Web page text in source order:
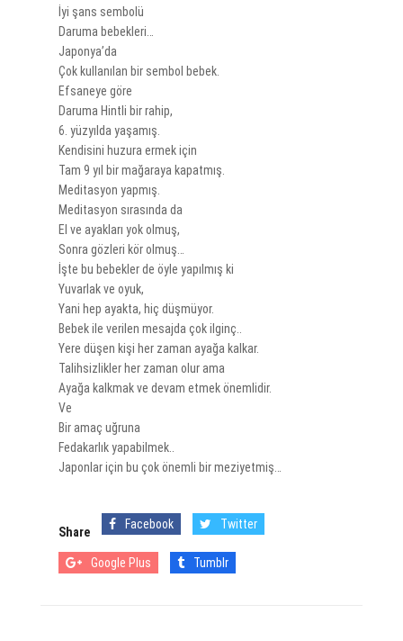
İyi şans sembolü
Daruma bebekleri…
Japonya’da
Çok kullanılan bir sembol bebek.
Efsaneye göre
Daruma Hintli bir rahip,
6. yüzyılda yaşamış.
Kendisini huzura ermek için
Tam 9 yıl bir mağaraya kapatmış.
Meditasyon yapmış.
Meditasyon sırasında da
El ve ayakları yok olmuş,
Sonra gözleri kör olmuş…
İşte bu bebekler de öyle yapılmış ki
Yuvarlak ve oyuk,
Yani hep ayakta, hiç düşmüyor.
Bebek ile verilen mesajda çok ilginç..
Yere düşen kişi her zaman ayağa kalkar.
Talihsizlikler her zaman olur ama
Ayağa kalkmak ve devam etmek önemlidir.
Ve
Bir amaç uğruna
Fedakarlık yapabilmek..
Japonlar için bu çok önemli bir meziyetmiş…
Share
Facebook Twitter
Google Plus Tumblr